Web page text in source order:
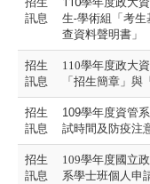
訊息
生-學術組「考
查資料聲明書」
招生
訊息
110學年度政大
「招生簡章」與
招生
訊息
109學年度資管
試時間及防疫注
招生
訊息
109學年度國立
系學士班個人申